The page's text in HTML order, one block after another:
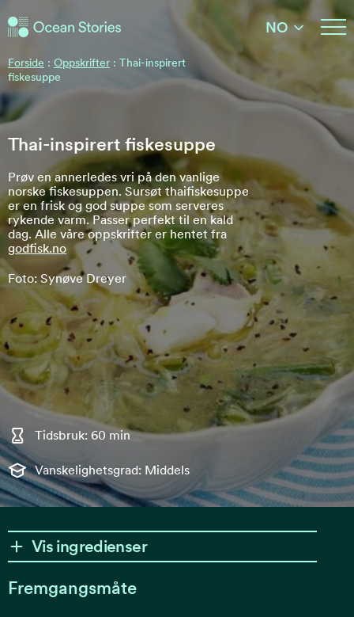
Ocean Stories
NO
Forside : Oppskrifter : Thai-inspirert
fiskesuppe
Thai-inspirert fiskesuppe
Prøv en annerledes vri på den vanlige
norske fiskesuppen. Sursøt thaifiskesuppe
er en frisk og god suppe som serveres
rykende varm. Passer perfekt til en kald
dag. Alle våre oppskrifter er hentet fra
godfisk.no
Foto: Synøve Dreyer
Tidsbruk: 60 min
Vanskelighetsgrad: Middels
Vis ingredienser
Fremgangsmåte